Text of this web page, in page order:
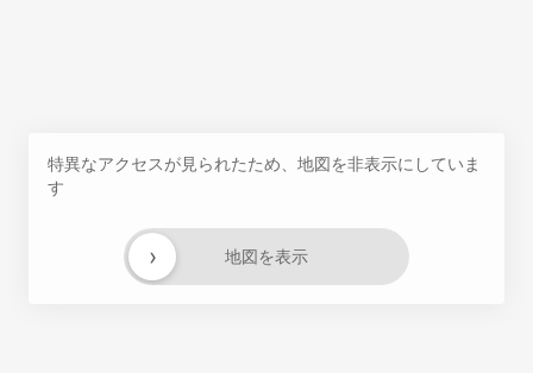
特異なアクセスが見られたため、地図を非表示にしていま
す
地図を表示
›